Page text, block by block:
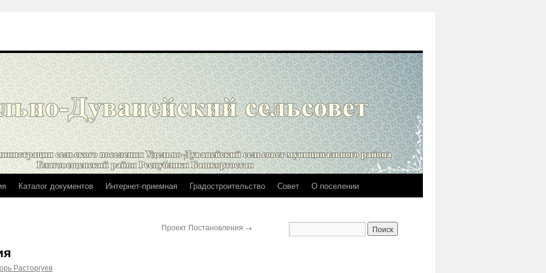
Каталог документов Интернет-приемная Градостроительство Совет О поселении
Проект Постановления →
Расторгуев